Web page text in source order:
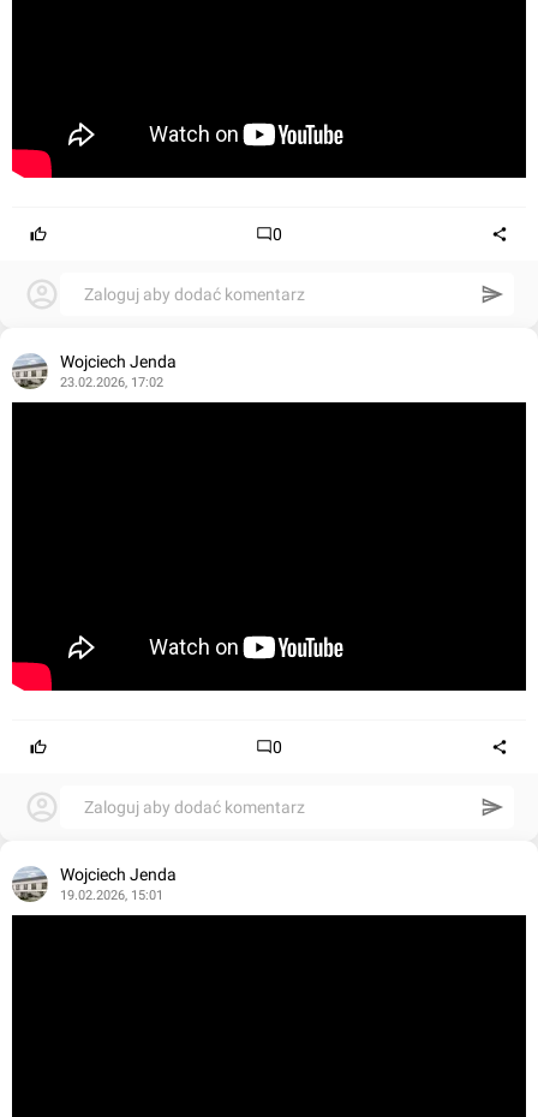
0
Zaloguj aby dodać komentarz
Wojciech Jenda
23.02.2026, 17:02
0
Zaloguj aby dodać komentarz
Wojciech Jenda
19.02.2026, 15:01